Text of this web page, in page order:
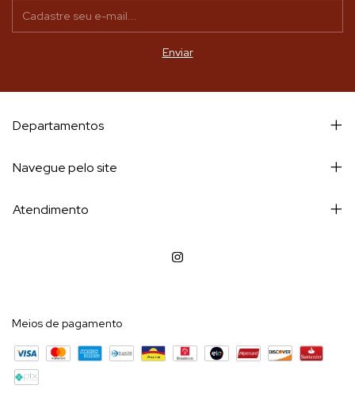
Departamentos
Navegue pelo site
Atendimento
Meios de pagamento